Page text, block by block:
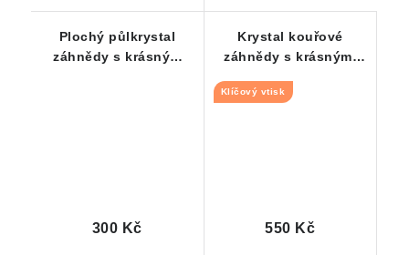
Plochý půlkrystal
záhnědy s krásným
300 Kč
Krystal kouřové
záhnědy s krásnými
Klíčový vtisk
550 Kč